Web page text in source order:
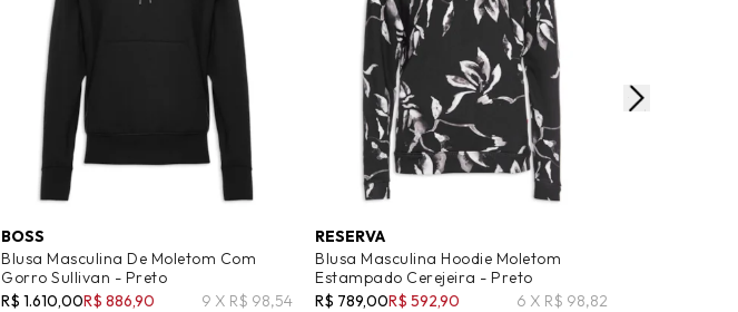
BOSS
Blusa Masculina De Moletom Com
Gorro Sullivan - Preto
R$ 1.610,00R$ 886,90 9 X R$ 98,54
RESERVA
Blusa Masculina Hoodie Moletom
Estampado Cerejeira - Preto
R$ 789,00R$ 592,90 6 X R$ 98,82